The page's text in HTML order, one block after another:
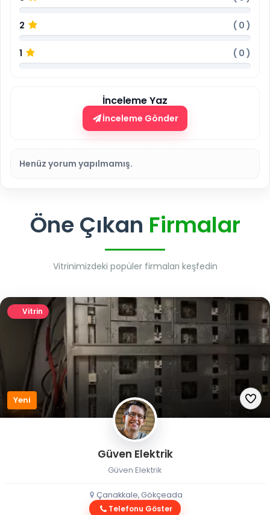
2 ( 0 )
1 ( 0 )
İnceleme Yaz
İnceleme Gönder
Henüz yorum yapılmamış.
Öne Çıkan Firmalar
Vitrinimizdeki popüler firmaları keşfedin
Vitrin
Yeni
Güven Elektrik
Güven Elektrik
Çanakkale, Gökçeada
Telefonu Göster